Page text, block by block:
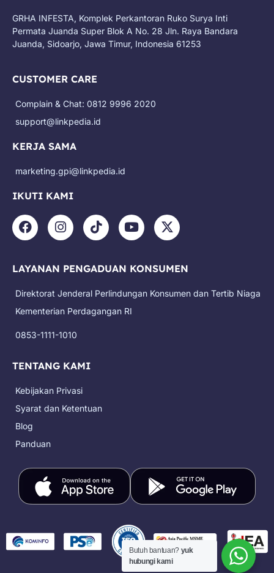
GRHA INFESTA, Komplek Perkantoran Ruko Surya Inti
Permata Juanda Super Blok A No. 28 Jln. Raya Bandara
Juanda, Sidoarjo, Jawa Timur, Indonesia 61253
CUSTOMER CARE
Complain & Chat: 0812 9996 2020
support@linkpedia.id
KERJA SAMA
marketing.gpi@linkpedia.id
IKUTI KAMI
F
a
b
o
k
I
n
a
r
a
T
i
o
Y
o
u
e
X
-
i
t
LAYANAN PENGADUAN KONSUMEN
Direktorat Jenderal Perlindungan Konsumen dan Tertib Niaga
Kementerian Perdagangan RI
0853-1111-1010
TENTANG KAMI
Kebijakan Privasi
Syarat dan Ketentuan
Blog
Panduan
Butuh bantuan? yuk
hubungi kami